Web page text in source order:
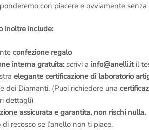
con piacere e ovviamente
inoltre include:
confezione regalo
interna gratuita: scrivi a info@anelli.itil
elegante certificazione di laboratorio
e dei Diamanti. (Puoi richiedere una
dettagli)
assicurata e garantita, non rischi nulla.
recesso se l’anello non ti piace.